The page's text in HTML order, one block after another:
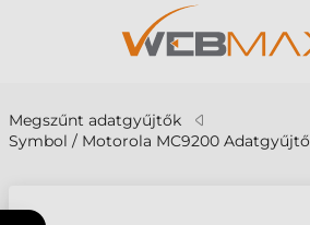
Megszűnt adatgyűjtők
Symbol / Motorola MC9200 Adatgyűjtő